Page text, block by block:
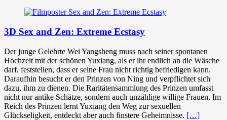
3D Sex and Zen: Extreme Ecstasy
Der junge Gelehrte Wei Yangsheng muss nach seiner spontanen
Hochzeit mit der schönen Yuxiang, als er ihr endlich an die Wäsche
darf, feststellen, dass er seine Frau nicht richtig befriedigen kann.
Daraufhin besucht er den Prinzen von Ning und verpflichtet sich
dazu, ihm zu dienen. Die Raritätensammlung des Prinzen umfasst
nicht nur antike Schätze, sondern auch unzählige willige Frauen. Im
Reich des Prinzen lernt Yuxiang den Weg zur sexuellen
Glückseligkeit, entdeckt aber auch finstere Geheimnisse. […]